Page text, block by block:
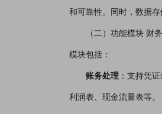
和可靠性。同时，数据
（二）功能模块 财
模块包括：
账务处理 ：支持凭
利润表、现金流量表等。